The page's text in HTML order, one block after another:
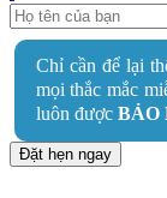
Chỉ cần để lại
mọi thắc mắc
luôn được BẢO
Đặt hẹn ngay